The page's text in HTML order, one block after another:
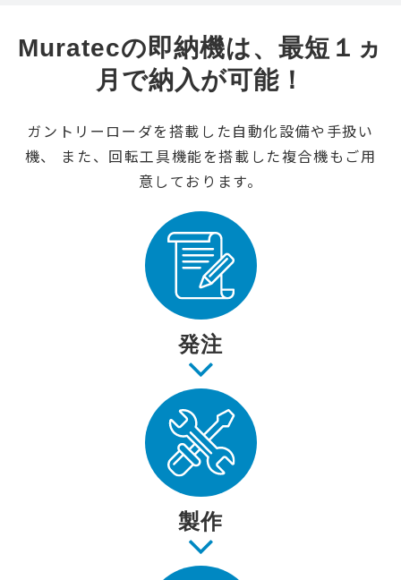
Muratecの即納機は、最短１ヵ
月で納入が可能！
ガントリーローダを搭載した自動化設備や手扱い
機、 また、回転工具機能を搭載した複合機もご用
意しております。
発注
製作